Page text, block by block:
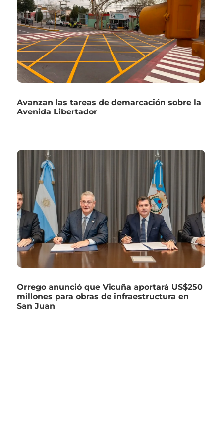
Avanzan las tareas de demarcación sobre la
Avenida Libertador
Orrego anunció que Vicuña aportará US$250
millones para obras de infraestructura en
San Juan